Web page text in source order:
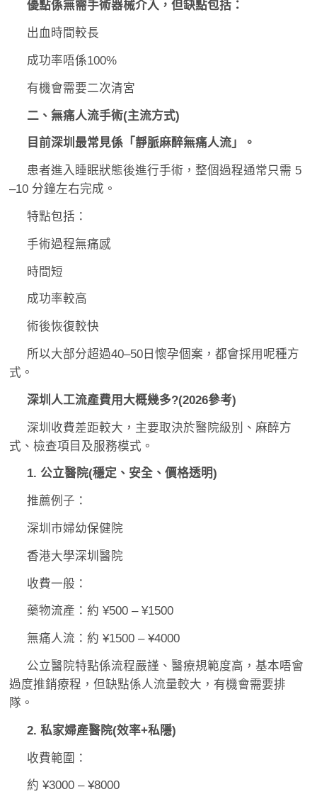
優點係無需手術器械介入，但缺點包括：
出血時間較長
成功率唔係100%
有機會需要二次清宮
二、無痛人流手術(主流方式)
目前深圳最常見係「靜脈麻醉無痛人流」。
患者進入睡眠狀態後進行手術，整個過程通常只需 5
–10 分鐘左右完成。
特點包括：
手術過程無痛感
時間短
成功率較高
術後恢復較快
所以大部分超過40–50日懷孕個案，都會採用呢種方
式。
深圳人工流產費用大概幾多?(2026參考)
深圳收費差距較大，主要取決於醫院級別、麻醉方
式、檢查項目及服務模式。
1. 公立醫院(穩定、安全、價格透明)
推薦例子：
深圳市婦幼保健院
香港大學深圳醫院
收費一般：
藥物流產：約 ¥500 – ¥1500
無痛人流：約 ¥1500 – ¥4000
公立醫院特點係流程嚴謹、醫療規範度高，基本唔會
過度推銷療程，但缺點係人流量較大，有機會需要排
隊。
2. 私家婦產醫院(效率+私隱)
收費範圍：
約 ¥3000 – ¥8000